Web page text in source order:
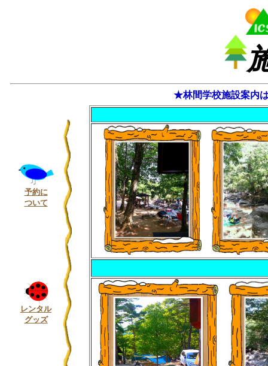
★林間学校施設案内
予約に
ついて
レンタル
グッズ